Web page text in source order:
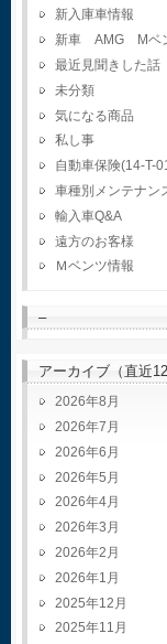
新入庫車情報
新車 AMG Mベ
最近見聞きした話
未分類
気になる商品
私し事
自動車保険(14-T-
車種別メンテナン
輸入車Q&A
遠方のお客様
Ｍベンツ情報
–
アーカイブ（直近12
2026年8月
2026年7月
2026年6月
2026年5月
2026年4月
2026年3月
2026年2月
2026年1月
2025年12月
2025年11月